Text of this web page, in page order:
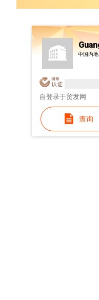
中国内地
自登录于贸发网
查询